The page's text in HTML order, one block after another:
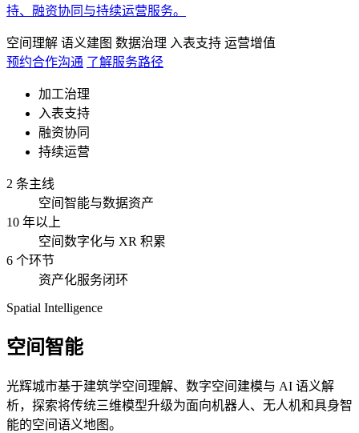
持、融资协同与持续运营服务。
空间理解 语义建图 数据治理 入表支持 运营增值
预约合作沟通 了解服务路径
加工治理
入表支持
融资协同
持续运营
2 条主线
空间智能与数据资产
10 年以上
空间数字化与 XR 积累
6 个环节
资产化服务闭环
Spatial Intelligence
空间智能
光辉城市基于建筑学空间理解、数字空间建模与 AI 语义解
析，探索将传统三维模型升级为面向机器人、无人机和具身智
能的空间语义地图。